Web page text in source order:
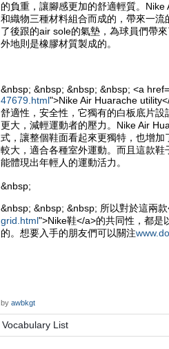
的負重，讓腳感更加的舒適輕質。
和織物三種材料組合而成的，帶來一
了後跟的air sole的氣墊，為球員們帶
外地則是橡膠材質製成的。
&nbsp; &nbsp; &nbsp; &nbsp; <a
47679.html">Nike Air Huarache
舒適性，安全性，它獨有的白板底片
更大，減輕運動者的壓力。Nike Air
式，讓整個鞋面看起來更獨特，也增
較大，適合各種室外運動。而且這款
能體現出年輕人的運動活力。
&nbsp;
&nbsp; &nbsp; &nbsp; 所以對於這兩
grid.html">Nike鞋</a>的共同性，都是
的。想要入手的朋友們可以關注
by awbkgt
Vocabulary List